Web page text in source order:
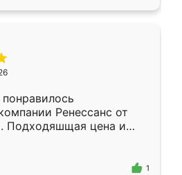
Ренессанс от
Подходяшщая цена и
Приехавший
Владислав
эскизу самый
1